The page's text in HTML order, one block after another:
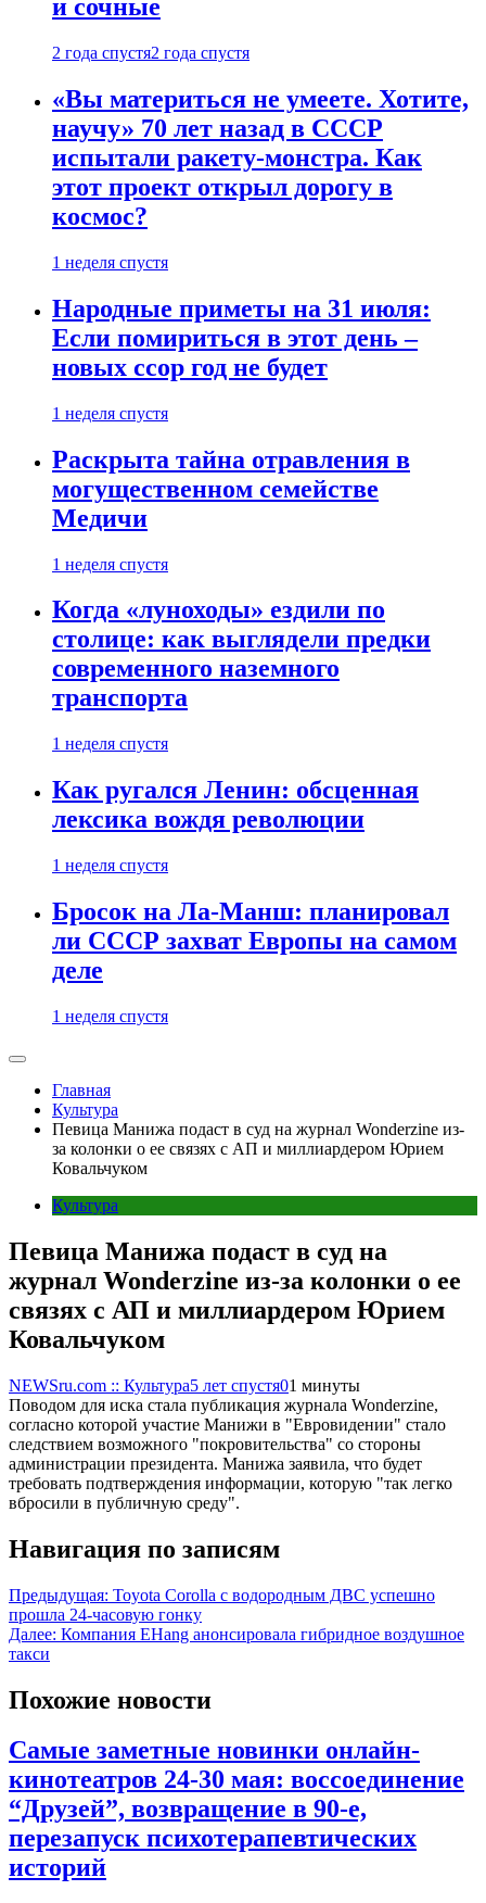
и сочные
2 года спустя2 года спустя
«Вы материться не умеете. Хотите,
научу» 70 лет назад в СССР
испытали ракету-монстра. Как
этот проект открыл дорогу в
космос?
1 неделя спустя
Народные приметы на 31 июля:
Если помириться в этот день –
новых ссор год не будет
1 неделя спустя
Раскрыта тайна отравления в
могущественном семействе
Медичи
1 неделя спустя
Когда «луноходы» ездили по
столице: как выглядели предки
современного наземного
транспорта
1 неделя спустя
Как ругался Ленин: обсценная
лексика вождя революции
1 неделя спустя
Бросок на Ла-Манш: планировал
ли СССР захват Европы на самом
деле
1 неделя спустя
Главная
Культура
Певица Манижа подаст в суд на журнал Wonderzine из-
за колонки о ее связях с АП и миллиардером Юрием
Ковальчуком
Культура
Певица Манижа подаст в суд на
журнал Wonderzine из-за колонки о ее
связях с АП и миллиардером Юрием
Ковальчуком
NEWSru.com :: Культура5 лет спустя01 минуты
Поводом для иска стала публикация журнала Wonderzine,
согласно которой участие Манижи в "Евровидении" стало
следствием возможного "покровительства" со стороны
администрации президента. Манижа заявила, что будет
требовать подтверждения информации, которую "так легко
вбросили в публичную среду".
Навигация по записям
Предыдущая: Toyota Corolla с водородным ДВС успешно
прошла 24-часовую гонку
Далее: Компания EHang анонсировала гибридное воздушное
такси
Похожие новости
Самые заметные новинки онлайн-
кинотеатров 24-30 мая: воссоединение
“Друзей”, возвращение в 90-е,
перезапуск психотерапевтических
историй